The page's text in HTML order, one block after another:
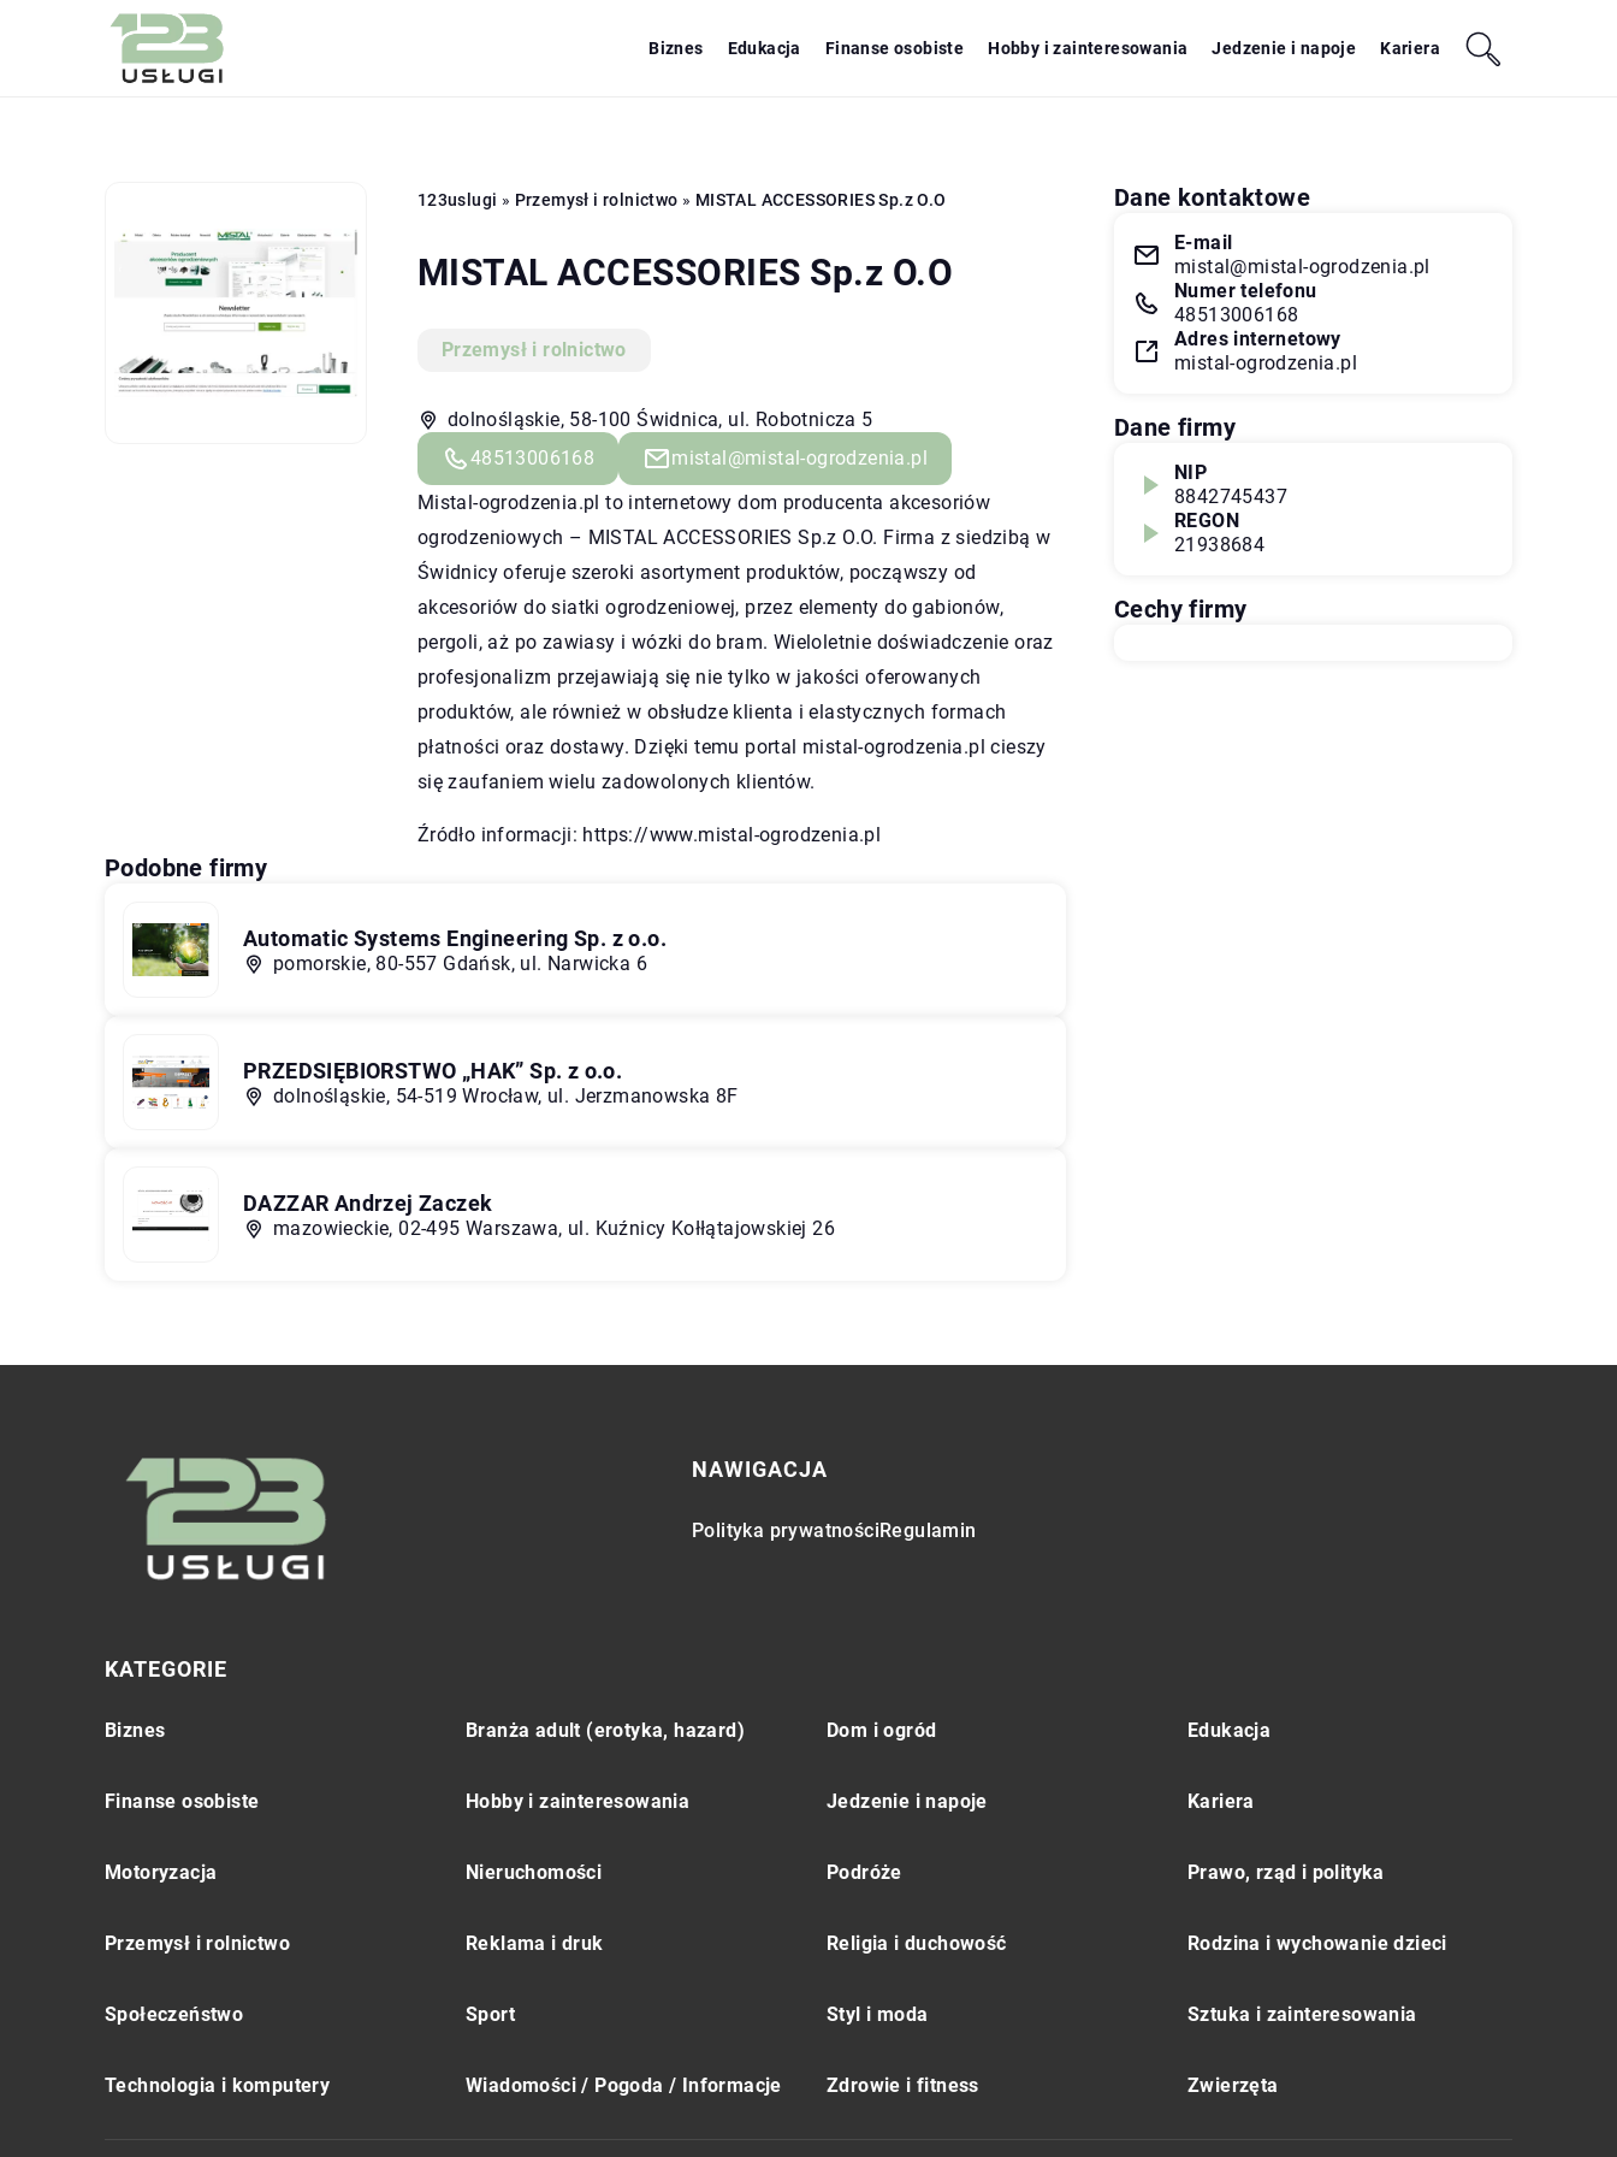
Biznes Edukacja Finanse osobiste Hobby i zainteresowania Jedzenie i napoje Kariera
123uslugi » Przemysł i rolnictwo » MISTAL ACCESSORIES Sp.z O.O
MISTAL ACCESSORIES Sp.z O.O
Przemysł i rolnictwo
dolnośląskie, 58-100 Świdnica, ul. Robotnicza 5
48513006168
mistal@mistal-ogrodzenia.pl
Mistal-ogrodzenia.pl to internetowy dom producenta akcesoriów
ogrodzeniowych – MISTAL ACCESSORIES Sp.z O.O. Firma z siedzibą w
Świdnicy oferuje szeroki asortyment produktów, począwszy od
akcesoriów do siatki ogrodzeniowej, przez elementy do gabionów,
pergoli, aż po zawiasy i wózki do bram. Wieloletnie doświadczenie oraz
profesjonalizm przejawiają się nie tylko w jakości oferowanych
produktów, ale również w obsłudze klienta i elastycznych formach
płatności oraz dostawy. Dzięki temu portal mistal-ogrodzenia.pl cieszy
się zaufaniem wielu zadowolonych klientów.
Źródło informacji: https://www.mistal-ogrodzenia.pl
Podobne firmy
Automatic Systems Engineering Sp. z o.o.
pomorskie, 80-557 Gdańsk, ul. Narwicka 6
PRZEDSIĘBIORSTWO „HAK” Sp. z o.o.
dolnośląskie, 54-519 Wrocław, ul. Jerzmanowska 8F
DAZZAR Andrzej Zaczek
mazowieckie, 02-495 Warszawa, ul. Kuźnicy Kołłątajowskiej 26
Dane kontaktowe
E-mail
mistal@mistal-ogrodzenia.pl
Numer telefonu
48513006168
Adres internetowy
mistal-ogrodzenia.pl
Dane firmy
NIP
8842745437
REGON
21938684
Cechy firmy
NAWIGACJA
Polityka prywatnościRegulamin
KATEGORIE
Biznes Branża adult (erotyka, hazard) Dom i ogród Edukacja
Finanse osobiste Hobby i zainteresowania Jedzenie i napoje Kariera
Motoryzacja Nieruchomości Podróże Prawo, rząd i polityka
Przemysł i rolnictwo Reklama i druk Religia i duchowość Rodzina i wychowanie dzieci
Społeczeństwo Sport Styl i moda Sztuka i zainteresowania
Technologia i komputery Wiadomości / Pogoda / Informacje Zdrowie i fitness Zwierzęta